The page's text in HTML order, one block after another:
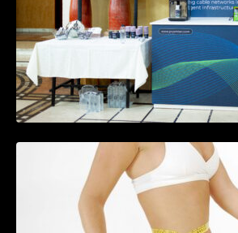
Tratamentul Wegovy®
în greutate de până la
perioada menopauzei și
riscul de migrene